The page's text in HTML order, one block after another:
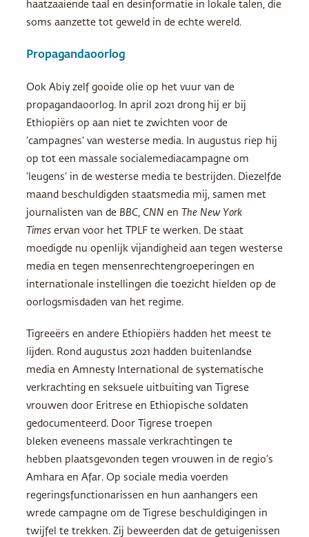
haatzaaiende taal en desinformatie in lokale talen, die
soms aanzette tot geweld in de echte wereld.
Propagandaoorlog
Ook Abiy zelf gooide olie op het vuur van de
propagandaoorlog. In april 2021 drong hij er bij
Ethiopiërs op aan niet te zwichten voor de
‘campagnes’ van westerse media. In augustus riep hij
op tot een massale socialemediacampagne om
‘leugens’ in de westerse media te bestrijden. Diezelfde
maand beschuldigden staatsmedia mij, samen met
journalisten van de BBC CNN en The New York
Times ervan voor het TPLF te werken. De staat
moedigde nu openlijk vijandigheid aan tegen westerse
media en tegen mensenrechtengroeperingen en
internationale instellingen die toezicht hielden op de
oorlogsmisdaden van het regime.
Tigreeërs en andere Ethiopiërs hadden het meest te
lijden. Rond augustus 2021 hadden buitenlandse
media en Amnesty International de systematische
verkrachting en seksuele uitbuiting van Tigrese
vrouwen door Eritrese en Ethiopische soldaten
gedocumenteerd. Door Tigrese troepen
bleken eveneens massale verkrachtingen te
hebben plaatsgevonden tegen vrouwen in de regio’s
Amhara en Afar. Op sociale media voerden
regeringsfunctionarissen en hun aanhangers een
wrede campagne om de Tigrese beschuldigingen in
twijfel te trekken. Zij beweerden dat de getuigenissen